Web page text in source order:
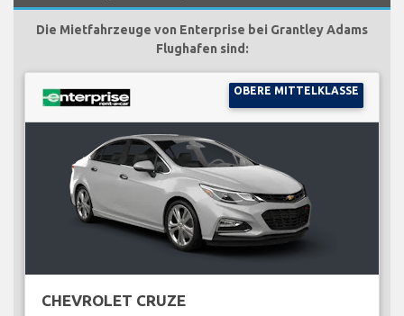
Die Mietfahrzeuge von Enterprise bei Grantley Adams
Flughafen sind:
OBERE MITTELKLASSE
CHEVROLET CRUZE